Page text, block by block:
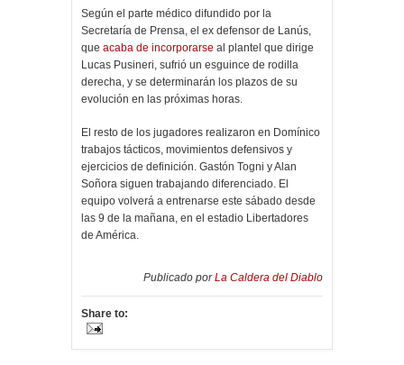
Según el parte médico difundido por la
Secretaría de Prensa, el ex defensor de Lanús,
que acaba de incorporarse al plantel que dirige
Lucas Pusineri, sufrió un esguince de rodilla
derecha, y se determinarán los plazos de su
evolución en las próximas horas.
El resto de los jugadores realizaron en Domínico
trabajos tácticos, movimientos defensivos y
ejercicios de definición. Gastón Togni y Alan
Soñora siguen trabajando diferenciado. El
equipo volverá a entrenarse este sábado desde
las 9 de la mañana, en el estadio Libertadores
de América.
Publicado porLa Caldera del Diablo
Share to: